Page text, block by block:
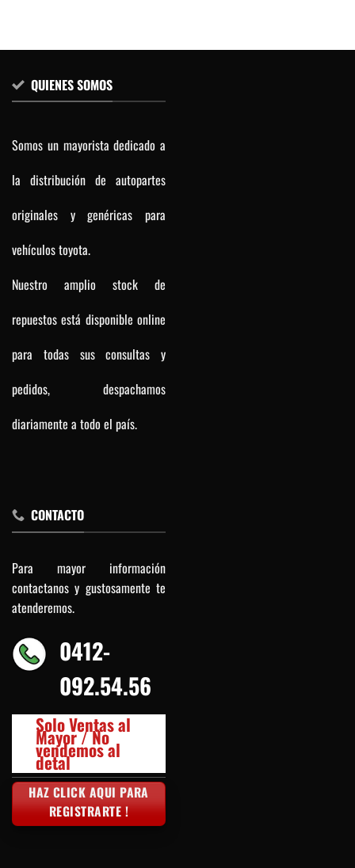
QUIENES SOMOS
Somos un mayorista dedicado a
la distribución de autopartes
originales y genéricas para
vehículos toyota.
Nuestro amplio stock de
repuestos está disponible online
para todas sus consultas y
pedidos, despachamos
diariamente a todo el país.
CONTACTO
Para mayor información
contactanos y gustosamente te
atenderemos.
0412-
092.54.56
Solo Ventas al
Mayor / No
vendemos al
detal
HAZ CLICK AQUI PARA
REGISTRARTE !